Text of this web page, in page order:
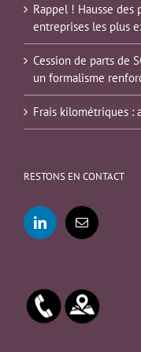
Rappel ! Hausse
entreprises les plus
Cession de parts de
un formalisme
Frais kilométriques :
RESTONS EN CONTACT